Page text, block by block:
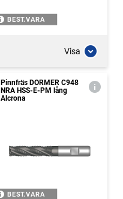
BEST.VARA
Visa
Pinnfräs DORMER C948
NRA HSS-E-PM lång
Alcrona
BEST.VARA